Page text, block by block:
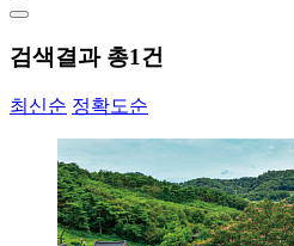
검색결과 총1건
최신순 정확도순